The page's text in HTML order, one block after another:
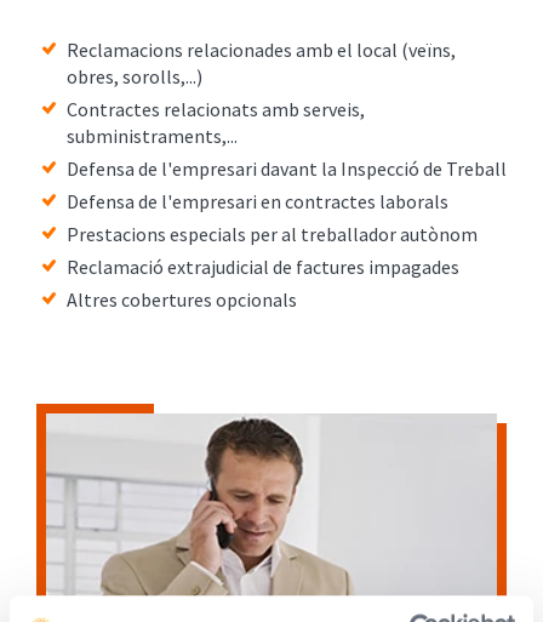
Reclamacions relacionades amb el local (veïns,
obres, sorolls,...)
Contractes relacionats amb serveis,
subministraments,...
Defensa de l'empresari davant la Inspecció de Treball
Defensa de l'empresari en contractes laborals
Prestacions especials per al treballador autònom
Reclamació extrajudicial de factures impagades
Altres cobertures opcionals